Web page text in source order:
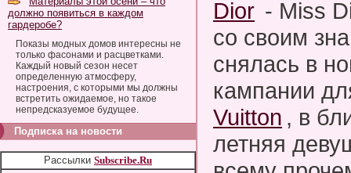
должно появиться в каждом
гардеробе?
Показы модных домов интересны не
только фасонами и расцветками.
Каждый новый сезон несет
определенную атмосферу,
настроения, с которыми мы должны
встретить ожидаемое, но такое
непредсказуемое будущее.
Подписка на новости
Рассылки Subscribe.Ru
Dior - Miss
со своим
снялась в
кампании
Vuitton , в
летняя